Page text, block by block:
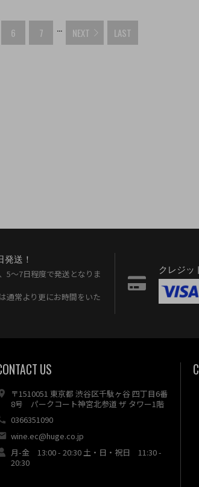
6 7 ... NEXT LAST
送！
5〜7日程度で発送となりま
通常より更にお時間をいた
クレジッ
US
〒1510051 東京都 渋谷区千駄ヶ谷 四丁目6番
8号 パークコート神宮北参道 ザ タワー1階
0366351090
wine.ec@huge.co.jp
月-金 13:00 - 20:30 土・日・祝日 11:30 -
20:30